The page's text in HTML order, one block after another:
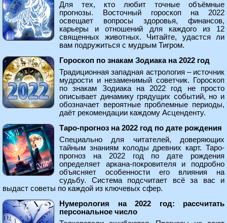
Для тех, кто любит точные объёмные
прогнозы. Восточный гороскоп на 2022
освещает вопросы здоровья, финансов,
карьеры и отношений для каждого из 12
священных животных. Читайте, удастся ли
вам подружиться с мудрым Тигром.
Гороскоп по знакам Зодиака на 2022 год
Традиционная западная астрология – источник
мудрости и незаменимый советчик. Гороскоп
по знакам Зодиака на 2022 год не просто
описывает динамику грядущих событий, но и
обозначает вероятные проблемные периоды,
даёт рекомендации каждому Асценденту.
Таро-прогноз на 2022 год по дате рождения
Специально для читателей, доверяющих
тайным знаниям колоды древних карт. Таро-
прогноз на 2022 год по дате рождения
определяет аркана-покровителя и подробно
объясняет особенности его влияния на
судьбу. Система подсчитает всё за вас и
выдаст советы по каждой из ключевых сфер.
Нумерология на 2022 год: рассчитать
персональное число